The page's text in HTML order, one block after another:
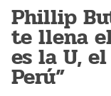
Phillip
te llena
es la U,
Perú”